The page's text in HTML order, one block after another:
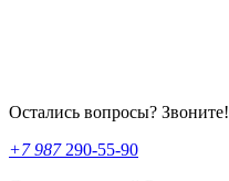
Остались вопросы? Звоните!
+7 987290-55-90